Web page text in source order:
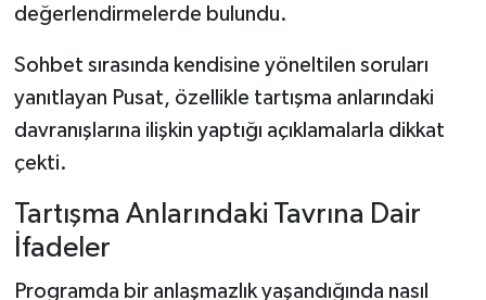
değerlendirmelerde bulundu.
Sohbet sırasında kendisine yöneltilen soruları
yanıtlayan Pusat, özellikle tartışma anlarındaki
davranışlarına ilişkin yaptığı açıklamalarla dikkat
çekti.
Tartışma Anlarındaki Tavrına Dair
İfadeler
Programda bir anlaşmazlık yaşandığında nasıl